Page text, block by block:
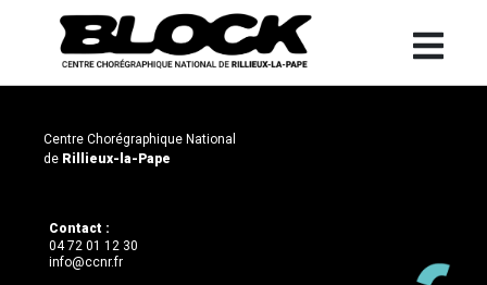
Centre Chorégraphique National
de Rillieux-la-Pape
Contact :
04 72 01 12 30
info@ccnr.fr